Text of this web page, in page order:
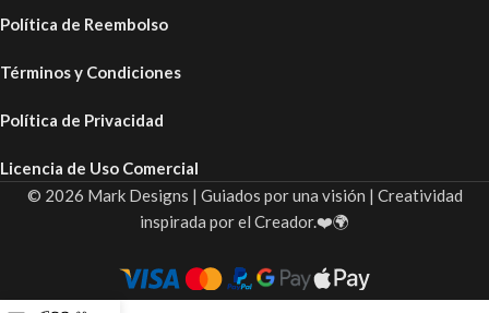
Política de Reembolso
Términos y Condiciones
Política de Privacidad
Licencia de Uso Comercial
© 2026 Mark Designs | Guiados por una visión | Creatividad
inspirada por el Creador.❤️🌍